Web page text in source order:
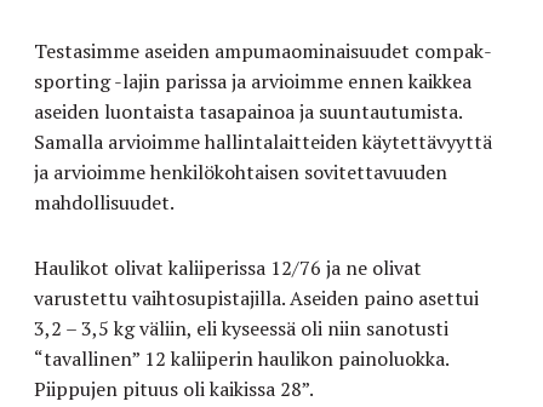
Testasimme aseiden ampumaominaisuudet compak-
sporting -lajin parissa ja arvioimme ennen kaikkea
aseiden luontaista tasapainoa ja suuntautumista.
Samalla arvioimme hallintalaitteiden käytettävyyttä
ja arvioimme henkilökohtaisen sovitettavuuden
mahdollisuudet.
Haulikot olivat kaliiperissa 12/76 ja ne olivat
varustettu vaihtosupistajilla. Aseiden paino asettui
3,2 – 3,5 kg väliin, eli kyseessä oli niin sanotusti
“tavallinen” 12 kaliiperin haulikon painoluokka.
Piippujen pituus oli kaikissa 28”.